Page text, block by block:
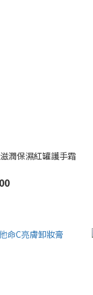
潤保濕紅罐護手霜